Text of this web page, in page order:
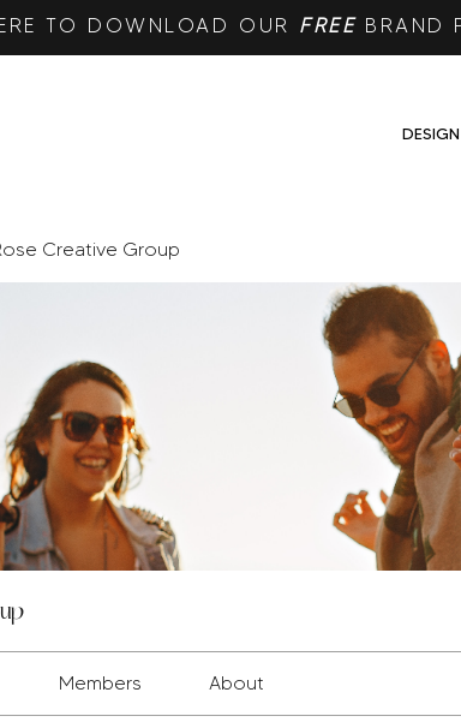
TO DOWNLOAD OUR FREEBRAND
DESIGN
Creative Group
Members About